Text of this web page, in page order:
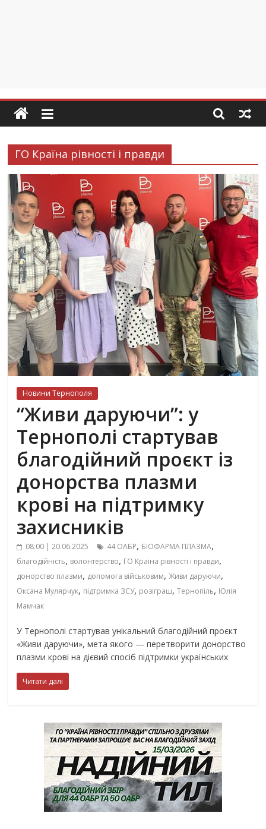
ГО Країна рівності і правди
Новини Тернополя
“Живи даруючи”: у
Тернополі стартував
благодійний проєкт із
донорства плазми
крові на підтримку
захисників
08:00 | 20.06.2025 44 ОАБР, БІОФАРМА ПЛАЗМА,
благодійність, волонтерство, ГО Країна рівності і правди,
донорство плазми, допомога військовим,Живи даруючи,
Оксана Мулярчук, підтримка ЗСУ, розіграш,Тернопіль, Юлія
Мамчак
У Тернополі стартував унікальний благодійний проєкт
«Живи даруючи», мета якого — перетворити донорство
плазми крові на дієвий спосіб підтримки українських
Читати далі